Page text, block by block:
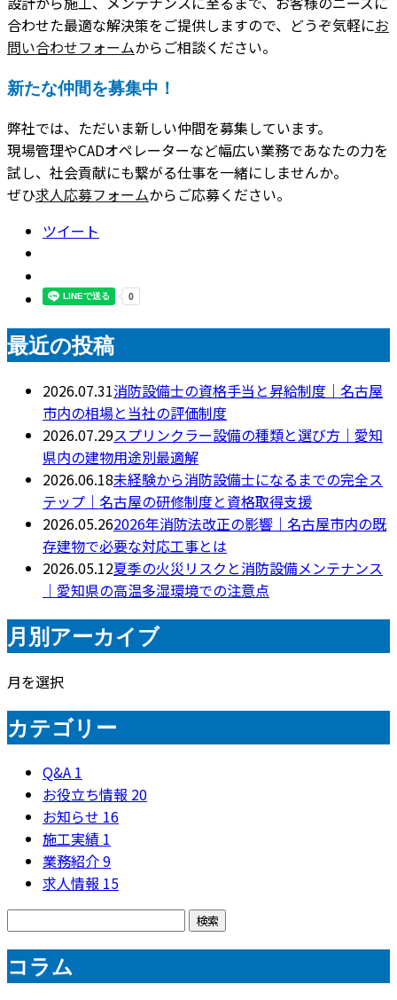
合わせた最適な解決策をご提供しますので、どうぞ気軽にお
問い合わせフォームからご相談ください。
新たな仲間を募集中！
弊社では、ただいま新しい仲間を募集しています。
現場管理やCADオペレーターなど幅広い業務であなたの力を
試し、社会貢献にも繋がる仕事を一緒にしませんか。
ぜひ求人応募フォームからご応募ください。
ツイート
最近の投稿
2026.07.31消防設備士の資格手当と昇給制度｜名古屋
市内の相場と当社の評価制度
2026.07.29スプリンクラー設備の種類と選び方｜愛知
県内の建物用途別最適解
2026.06.18未経験から消防設備士になるまでの完全ス
テップ｜名古屋の研修制度と資格取得支援
2026.05.262026年消防法改正の影響｜名古屋市内の既
存建物で必要な対応工事とは
2026.05.12夏季の火災リスクと消防設備メンテナンス
｜愛知県の高温多湿環境での注意点
月別アーカイブ
月を選択
カテゴリー
Q&A 1
お役立ち情報 20
お知らせ 16
施工実績 1
業務紹介9
求人情報 15
コラム